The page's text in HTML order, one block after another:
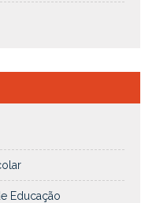
Educação